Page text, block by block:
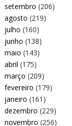
setembro (206)
agosto (219)
julho (160)
junho (138)
maio (143)
abril (175)
março (209)
fevereiro (179)
janeiro (161)
dezembro (229)
novembro (256)